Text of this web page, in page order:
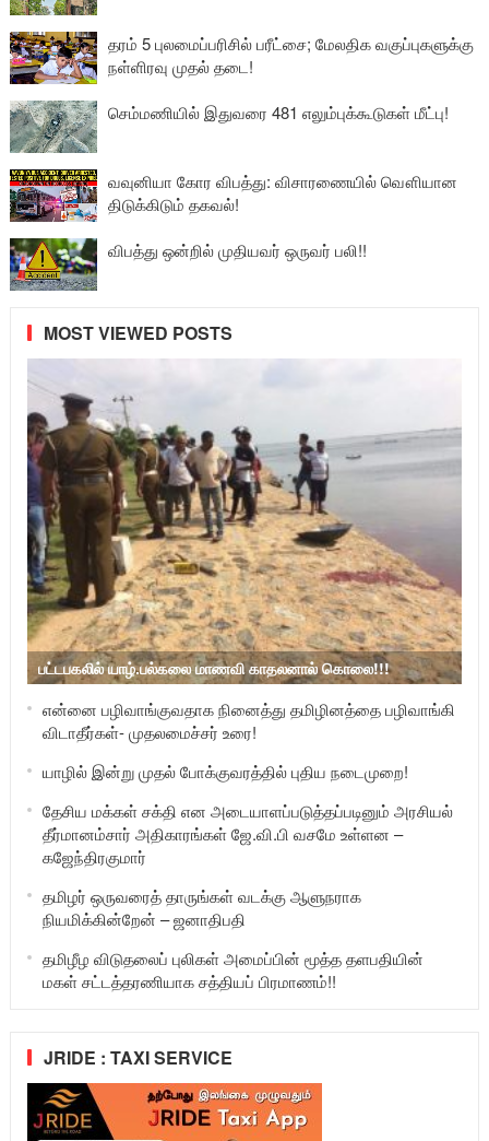
தரம் 5 புலமைப்பரிசில் பரீட்சை; மேலதிக வகுப்புகளுக்கு
நள்ளிரவு முதல் தடை!
செம்மணியில் இதுவரை 481 எலும்புக்கூடுகள் மீட்பு!
வவுனியா கோர விபத்து: விசாரணையில் வௌியான
திடுக்கிடும் தகவல்!
விபத்து ஒன்றில் முதியவர் ஒருவர் பலி!!
MOST VIEWED POSTS
பட்டபகலில் யாழ்.பல்கலை மாணவி காதலனால் கொலை!!!
என்னை பழிவாங்குவதாக நினைத்து தமிழினத்தை பழிவாங்கி
விடாதீர்கள்- முதலமைச்சர் உரை!
யாழில் இன்று முதல் போக்குவரத்தில் புதிய நடைமுறை!
தேசிய மக்கள் சக்தி என அடையாளப்படுத்தப்படினும் அரசியல்
தீர்மானம்சார் அதிகாரங்கள் ஜே.வி.பி வசமே உள்ளன –
கஜேந்திரகுமார்
தமிழர் ஒருவரைத் தாருங்கள் வடக்கு ஆளுநராக
நியமிக்கின்றேன் – ஜனாதிபதி
தமிழீழ விடுதலைப் புலிகள் அமைப்பின் மூத்த தளபதியின்
மகள் சட்டத்தரணியாக சத்தியப் பிரமாணம்!!
JRIDE : TAXI SERVICE